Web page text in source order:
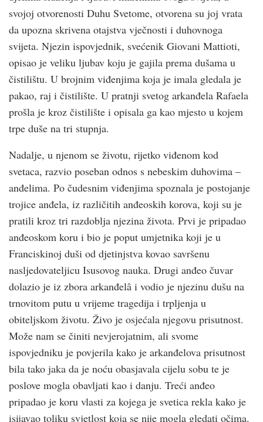
svojoj otvorenosti Duhu Svetome, otvorena su joj vrata
da upozna skrivena otajstva vječnosti i duhovnoga
svijeta. Njezin ispovjednik, svećenik Giovani Mattioti,
opisao je veliku ljubav koju je gajila prema dušama u
čistilištu. U brojnim viđenjima koja je imala gledala je
pakao, raj i čistilište. U pratnji svetog arkanđela Rafaela
prošla je kroz čistilište i opisala ga kao mjesto u kojem
trpe duše na tri stupnja.
Nadalje, u njenom se životu, rijetko viđenom kod
svetaca, razvio poseban odnos s nebeskim duhovima –
anđelima. Po čudesnim viđenjima spoznala je postojanje
trojice anđela, iz različitih anđeoskih korova, koji su je
pratili kroz tri razdoblja njezina života. Prvi je pripadao
anđeoskom koru i bio je poput umjetnika koji je u
Franciskinoj duši od djetinjstva kovao savršenu
nasljedovateljicu Isusovog nauka. Drugi anđeo čuvar
dolazio je iz zbora arkanđelâ i vodio je njezinu dušu na
trnovitom putu u vrijeme tragedija i trpljenja u
obiteljskom životu. Živo je osjećala njegovu prisutnost.
Može nam se činiti nevjerojatnim, ali svome
ispovjedniku je povjerila kako je arkanđelova prisutnost
bila tako jaka da je noću obasjavala cijelu sobu te je
poslove mogla obavljati kao i danju. Treći anđeo
pripadao je koru vlasti za kojega je svetica rekla kako je
isijavao toliku svjetlost koja se nije mogla gledati očima.